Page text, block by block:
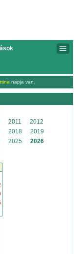
napja van.
2011
2012
2018
2019
2025 2026